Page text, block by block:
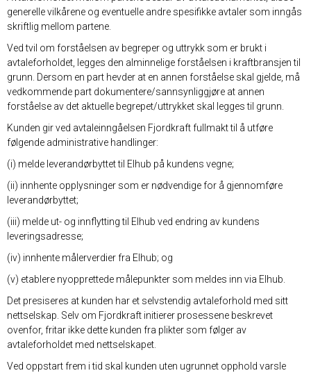
generelle vilkårene og eventuelle andre spesifikke avtaler som inngås
skriftlig mellom partene.
Ved tvil om forståelsen av begreper og uttrykk som er brukt i
avtaleforholdet, legges den alminnelige forståelsen i kraftbransjen til
grunn. Dersom en part hevder at en annen forståelse skal gjelde, må
vedkommende part dokumentere/sannsynliggjøre at annen
forståelse av det aktuelle begrepet/uttrykket skal legges til grunn.
Kunden gir ved avtaleinngåelsen Fjordkraft fullmakt til å utføre
følgende administrative handlinger:
(i) melde leverandørbyttet til Elhub på kundens vegne;
(ii) innhente opplysninger som er nødvendige for å gjennomføre
leverandørbyttet;
(iii) melde ut- og innflytting til Elhub ved endring av kundens
leveringsadresse;
(iv) innhente målerverdier fra Elhub; og
(v) etablere nyopprettede målepunkter som meldes inn via Elhub.
Det presiseres at kunden har et selvstendig avtaleforhold med sitt
nettselskap. Selv om Fjordkraft initierer prosessene beskrevet
ovenfor, fritar ikke dette kunden fra plikter som følger av
avtaleforholdet med nettselskapet.
Ved oppstart frem i tid skal kunden uten ugrunnet opphold varsle